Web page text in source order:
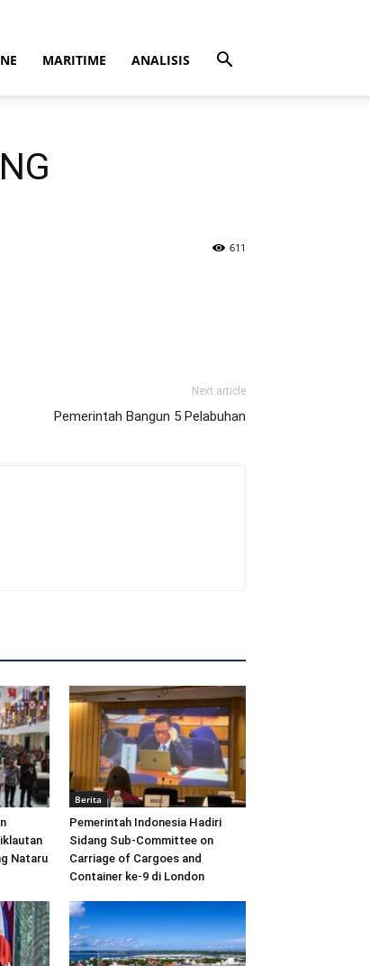
MARITIME ANALISIS
611
Next article
Pemerintah Bangun 5 Pelabuhan
Nataru
Berita
Pemerintah Indonesia Hadiri
Sidang Sub-Committee on
Carriage of Cargoes and
Container ke-9 di London